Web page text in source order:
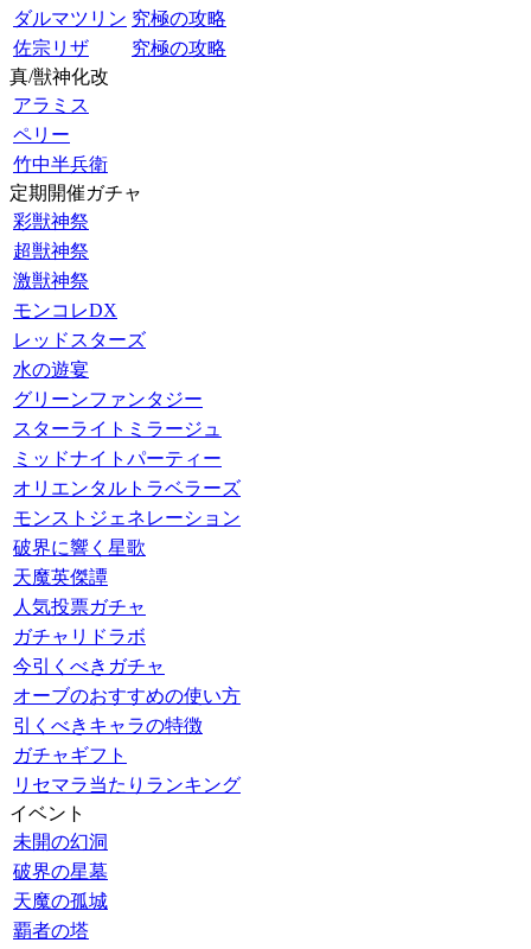
ダルマツリン 究極の攻略
佐宗リザ
究極の攻略
真/獣神化改
アラミス
ペリー
竹中半兵衛
定期開催ガチャ
彩獣神祭
超獣神祭
激獣神祭
モンコレDX
レッドスターズ
水の遊宴
グリーンファンタジー
スターライトミラージュ
ミッドナイトパーティー
オリエンタルトラベラーズ
モンストジェネレーション
破界に響く星歌
天魔英傑譚
人気投票ガチャ
ガチャリドラボ
今引くべきガチャ
オーブのおすすめの使い方
引くべきキャラの特徴
ガチャギフト
リセマラ当たりランキング
イベント
未開の幻洞
破界の星墓
天魔の孤城
覇者の塔